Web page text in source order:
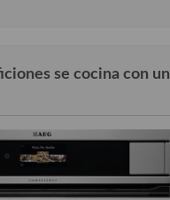
se cocina con un